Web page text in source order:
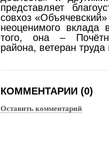
представляет
совхоз
неоценимого вклада
того, она –
района, ветеран
КОММЕНТАРИИ (0)
Оставить комментарий